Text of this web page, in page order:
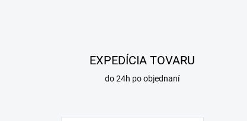
EXPEDÍCIA TOVARU
do 24h po objednaní